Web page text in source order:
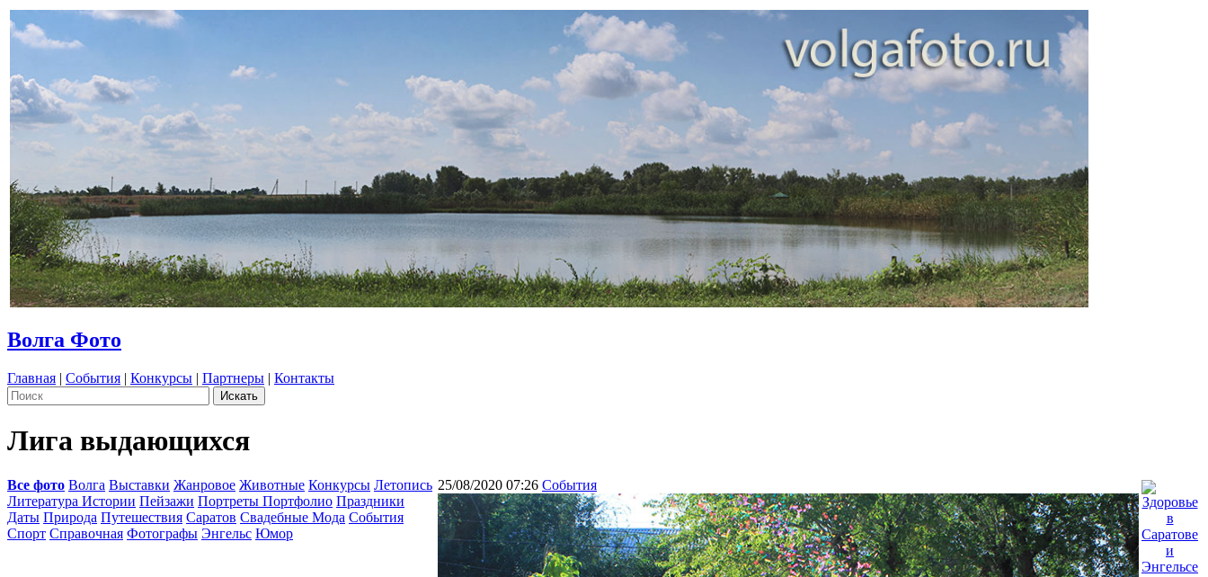
Волга Фото
Главная | События | Конкурсы | Партнеры | Контакты
Лига выдающихся
Все фото Волга Выставки Жанровое Животные Конкурсы Летопись
Литература Истории Пейзажи Портреты Портфолио Праздники
Даты Природа Путешествия Саратов Свадебные Мода События
Спорт Справочная Фотографы Энгельс Юмор
25/08/2020 07:26 События